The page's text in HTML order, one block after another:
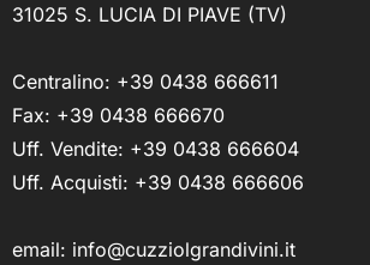
31025 S. LUCIA DI PIAVE (TV)
Centralino: +39 0438 666611
Fax: +39 0438 666670
Uff. Vendite: +39 0438 666604
Uff. Acquisti: +39 0438 666606
email: info@cuzziolgrandivini.it